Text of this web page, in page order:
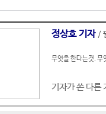
정상호 기자 /
무엇을 한다는것. 무
기자가 쓴 다른